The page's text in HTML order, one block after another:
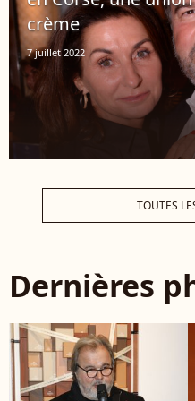
crème
7 juillet 2022
TOUTES
Dernières